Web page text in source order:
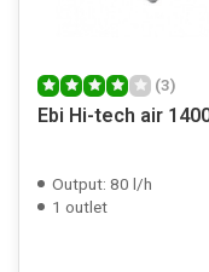
(3)
Ebi Hi-tech air
Output: 80 l/h
1 outlet